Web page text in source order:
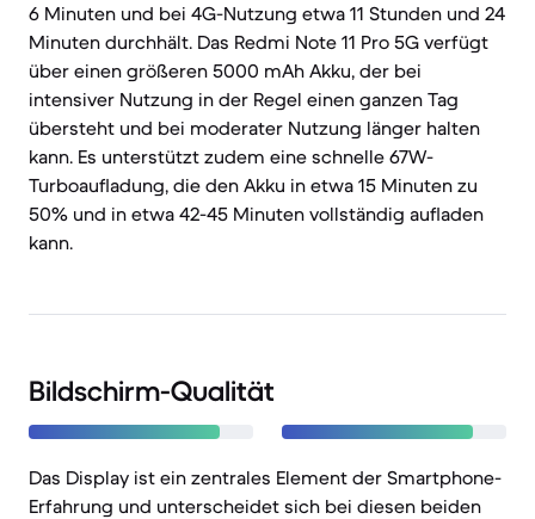
6 Minuten und bei 4G-Nutzung etwa 11 Stunden und 24
Minuten durchhält. Das Redmi Note 11 Pro 5G verfügt
über einen größeren 5000 mAh Akku, der bei
intensiver Nutzung in der Regel einen ganzen Tag
übersteht und bei moderater Nutzung länger halten
kann. Es unterstützt zudem eine schnelle 67W-
Turboaufladung, die den Akku in etwa 15 Minuten zu
50% und in etwa 42-45 Minuten vollständig aufladen
kann.
Bildschirm-Qualität
Das Display ist ein zentrales Element der Smartphone-
Erfahrung und unterscheidet sich bei diesen beiden